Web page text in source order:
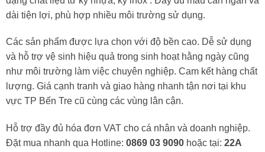
dài tiện lợi, phù hợp nhiều môi trường sử dụng.
Các sản phẩm được lựa chọn với độ bền cao. Dễ sử dụng
và hỗ trợ vệ sinh hiệu quả trong sinh hoạt hằng ngày cũng
như môi trường làm việc chuyên nghiệp. Cam kết hàng chất
lượng. Giá cạnh tranh và giao hàng nhanh tận nơi tại khu
vực TP Bến Tre cũ cùng các vùng lân cận.
Hỗ trợ đầy đủ hóa đơn VAT cho cá nhân và doanh nghiệp.
Đặt mua nhanh qua Hotline: 0869 03 9090 hoặc tại: 22A